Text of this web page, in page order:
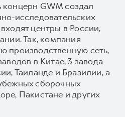
GWM создал
исследовательских
центры в России,
Так, компания
производственную сеть,
в Китае, 3 завода
Таиланде и Бразилии, а
сборочных
Пакистане и других